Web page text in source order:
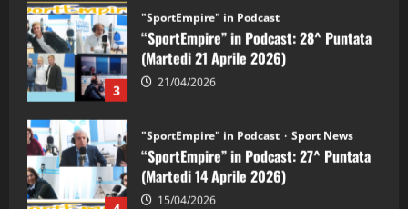
3
"SportEmpire" in Podcast
“SportEmpire” in Podcast: 28^ Puntata
(Martedi 21 Aprile 2026)
21/04/2026
4
"SportEmpire" in Podcast Sport News
“SportEmpire” in Podcast: 27^ Puntata
(Martedi 14 Aprile 2026)
15/04/2026